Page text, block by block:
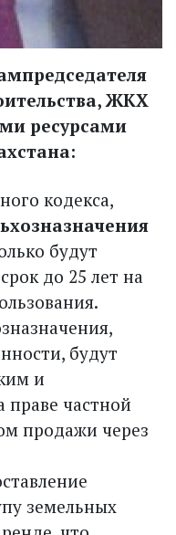
ЖКХ
ресурсами
кодекса,
будут
до 25 лет на
будут
и
частной
продажи через
земельных